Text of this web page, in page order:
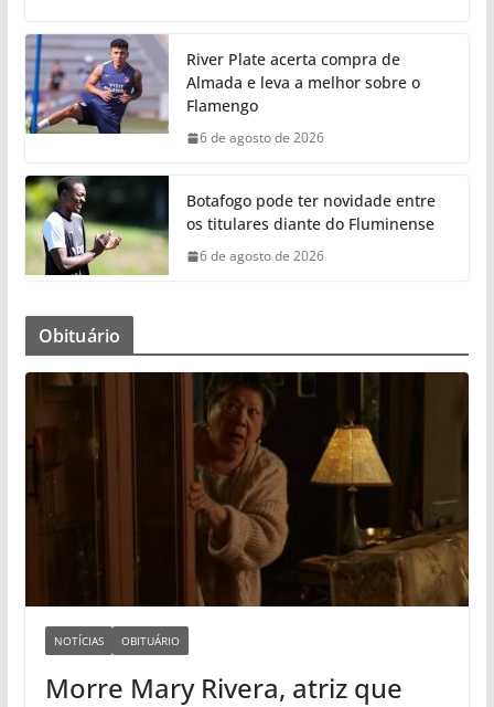
River Plate acerta compra de
Almada e leva a melhor sobre o
Flamengo
6 de agosto de 2026
Botafogo pode ter novidade entre
os titulares diante do Fluminense
6 de agosto de 2026
Obituário
NOTÍCIAS OBITUÁRIO
Morre Mary Rivera, atriz que